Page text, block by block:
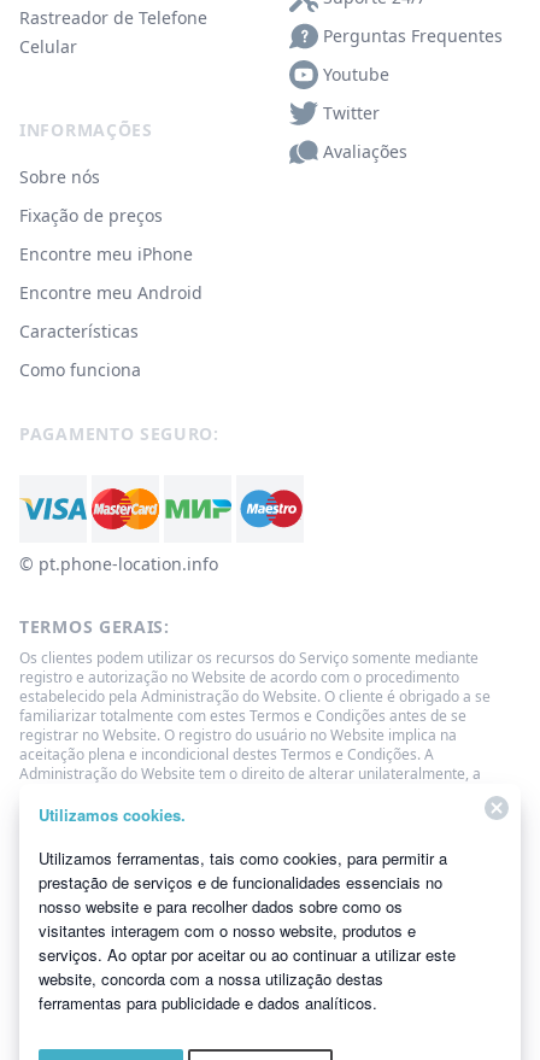
Rastreador de Telefone
Celular
INFORMAÇÕES
Sobre nós
Fixação de preços
Encontre meu iPhone
Encontre meu Android
Características
Como funciona
Perguntas Frequentes
Youtube
Twitter
Avaliações
PAGAMENTO SEGURO:
© ‌pt.phone-location.info
TERMOS GERAIS:
Os clientes podem utilizar os recursos do Serviço somente mediante
registro e autorização no Website de acordo com o procedimento
estabelecido pela Administração do Website. O cliente é obrigado a se
familiarizar totalmente com estes Termos e Condições antes de se
registrar no Website. O registro do usuário no Website implica na
aceitação plena e incondicional destes Termos e Condições. A
Administração do Website tem o direito de alterar unilateralmente, a
entrar em vigor 3 (três) dias a partir da data de publicação da nova versão
feitas, ele deverá renunciar ao acesso ao Website, deixar de usar as
informações fornecidas no Website e prestar Serviços.
Rastreador de localização por telefone
Localizador de números móveis
Utilizamos cookies.
Utilizamos ferramentas, tais como cookies, para permitir a
prestação de serviços e de funcionalidades essenciais no
nosso website e para recolher dados sobre como os
visitantes interagem com o nosso website, produtos e
serviços. Ao optar por aceitar ou ao continuar a utilizar este
website, concorda com a nossa utilização destas
ferramentas para publicidade e dados analíticos.